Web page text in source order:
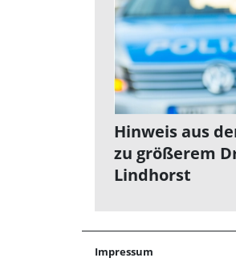
Hinweis aus
zu größerem
Lindhorst
Impressum